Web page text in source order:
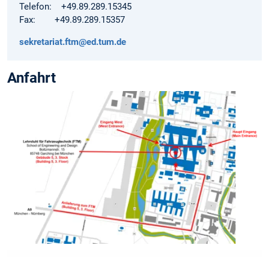
Telefon: +49.89.289.15345
Fax: +49.89.289.15357
sekretariat.ftm@ed.tum.de
Anfahrt